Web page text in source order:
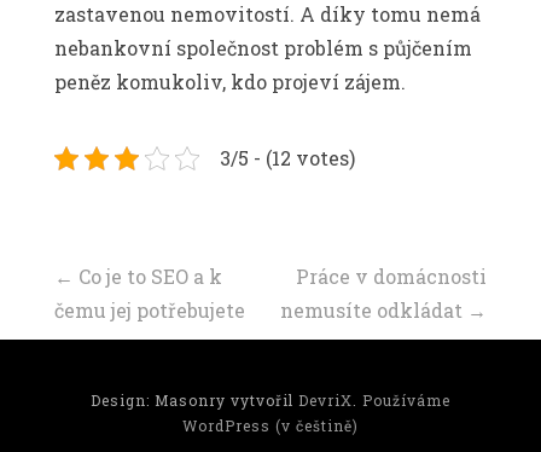
zastavenou nemovitostí. A díky tomu nemá
nebankovní společnost problém s půjčením
peněz komukoliv, kdo projeví zájem.
3/5 - (12 votes)
Navigace
příspěvku
← Co je to SEO a k
čemu jej potřebujete
Práce v domácnosti
nemusíte odkládat →
Design: Masonry vytvořil DevriX. Používáme
WordPress (v češtině)